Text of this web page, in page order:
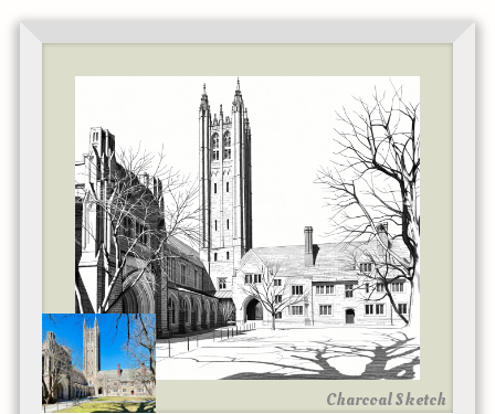
Charcoal Sketch